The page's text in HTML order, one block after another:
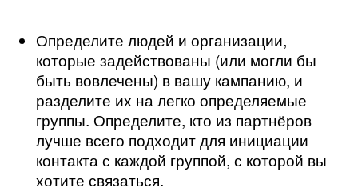
Определите людей и организации,
которые задействованы (или могли бы
быть вовлечены) в вашу кампанию, и
разделите их на легко определяемые
группы. Определите, кто из партнёров
лучше всего подходит для инициации
контакта с каждой группой, с которой вы
хотите связаться.